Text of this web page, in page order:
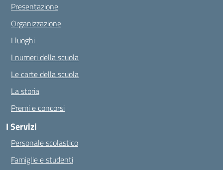
Presentazione
Organizzazione
I luoghi
I numeri della scuola
Le carte della scuola
La storia
Premi e concorsi
I Servizi
Personale scolastico
Famiglie e studenti